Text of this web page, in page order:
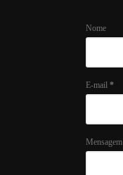
Nome
E-mail *
Mensagem